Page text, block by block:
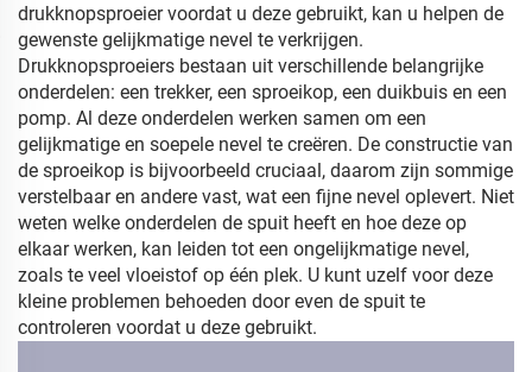
drukknopsproeier voordat u deze gebruikt, kan u helpen de
gewenste gelijkmatige nevel te verkrijgen.
Drukknopsproeiers bestaan uit verschillende belangrijke
onderdelen: een trekker, een sproeikop, een duikbuis en een
pomp. Al deze onderdelen werken samen om een
gelijkmatige en soepele nevel te creëren. De constructie van
de sproeikop is bijvoorbeeld cruciaal, daarom zijn sommige
verstelbaar en andere vast, wat een fijne nevel oplevert. Niet
weten welke onderdelen de spuit heeft en hoe deze op
elkaar werken, kan leiden tot een ongelijkmatige nevel,
zoals te veel vloeistof op één plek. U kunt uzelf voor deze
kleine problemen behoeden door even de spuit te
controleren voordat u deze gebruikt.